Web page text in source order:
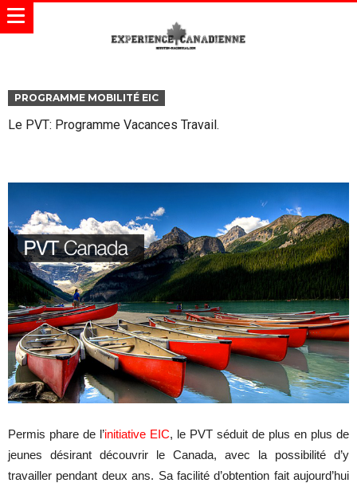
PROGRAMME MOBILITÉ EIC
Le PVT: Programme Vacances Travail.
Permis phare de l’initiative EIC, le PVT séduit de plus en plus de
jeunes désirant découvrir le Canada, avec la possibilité d’y
travailler pendant deux ans. Sa facilité d’obtention fait aujourd’hui